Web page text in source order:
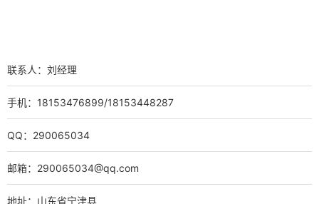
联系人：刘经理
手机：18153476899/18153448287
QQ：290065034
邮箱：290065034@qq.com
地址：山东省宁津县